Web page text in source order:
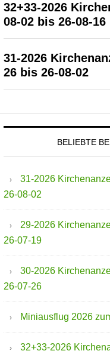
32+33-2026
08-02 bis 26-08-16
31-2026
26 bis 26-08-02
BELIEBTE
31-2026
26-08-02
29-2026
26-07-19
30-2026
26-07-26
Miniausflug 2026
32+33-2026